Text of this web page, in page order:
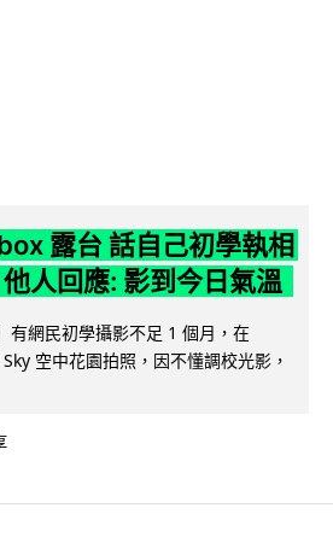
露台 話自己初學執相
人回應: 影到今日氣溫
有網民初學攝影不足 1 個月，在
空中花園拍照，因不懂調校光影，